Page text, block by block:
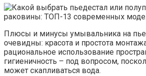
Плюсы и минусы умывальника на
очевидны: красота и простота
рациональное использование
гигиеничность – под вопросом,
может скапливаться вода.